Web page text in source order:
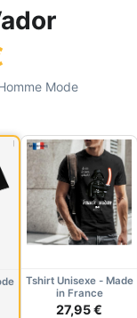
Mode
Tshirt Unisexe - Made
in France
27,95 €